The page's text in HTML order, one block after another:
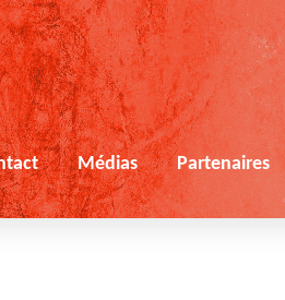
Médias Partenaires